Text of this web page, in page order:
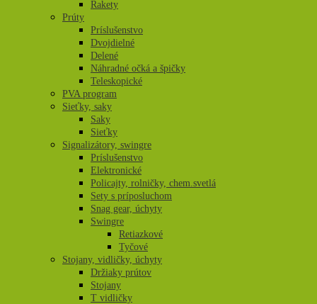
Rakety
Prúty
Príslušenstvo
Dvojdielné
Delené
Náhradné očká a špičky
Teleskopické
PVA program
Sieťky, saky
Saky
Sieťky
Signalizátory, swingre
Príslušenstvo
Elektronické
Policajty, rolničky, chem.svetlá
Sety s príposluchom
Snag gear, úchyty
Swingre
Retiazkové
Tyčové
Stojany, vidličky, úchyty
Držiaky prútov
Stojany
T vidličky